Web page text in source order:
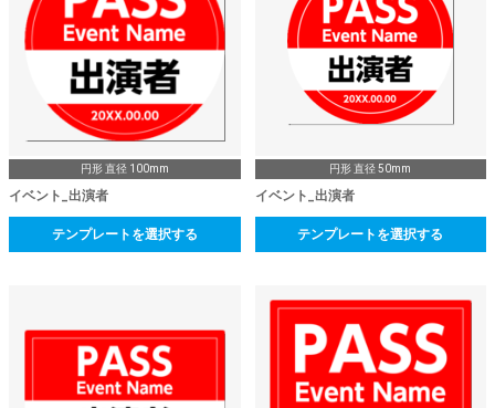
円形 直径 100mm
イベント_出演者
テンプレートを選択する
円形 直径 50mm
イベント_出演者
テンプレートを選択する